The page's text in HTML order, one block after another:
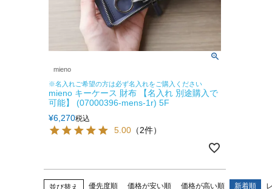
mieno
※名入れご希望の方は必ず名入れをご購入ください
mieno キーケース 財布 【名入れ 別途購入で
可能】 (07000396-mens-1r) 5F
¥6,270税込
5.00 （2件）
優先度順 価格が安い順 価格が高い順 新着順